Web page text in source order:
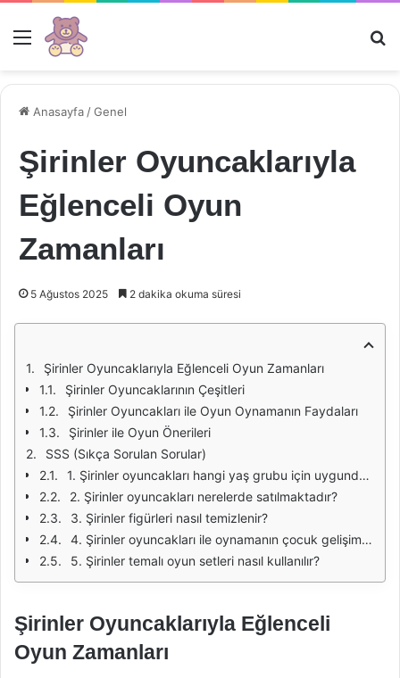
Menü
Anasayfa /Genel
Şirinler Oyuncaklarıyla
Eğlenceli Oyun
Zamanları
5 Ağustos 2025 2 dakika okuma süresi
Şirinler Oyuncaklarıyla Eğlenceli Oyun Zamanları
Şirinler Oyuncaklarının Çeşitleri
Şirinler Oyuncakları ile Oyun Oynamanın Faydaları
Şirinler ile Oyun Önerileri
SSS (Sıkça Sorulan Sorular)
1. Şirinler oyuncakları hangi yaş grubu için uygundur?
2. Şirinler oyuncakları nerelerde satılmaktadır?
3. Şirinler figürleri nasıl temizlenir?
4. Şirinler oyuncakları ile oynamanın çocuk gelişimine katkısı nedir?
5. Şirinler temalı oyun setleri nasıl kullanılır?
Şirinler Oyuncaklarıyla Eğlenceli
Oyun Zamanları